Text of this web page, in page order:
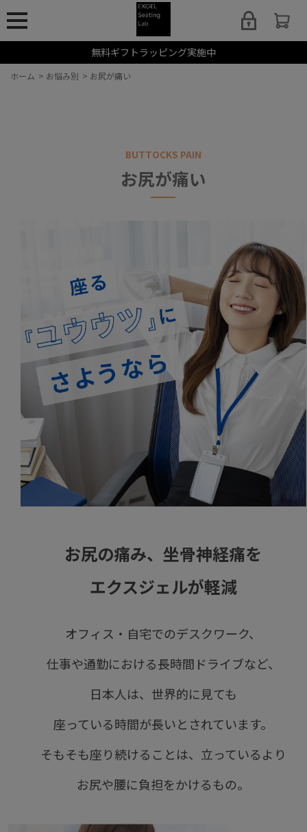
無料ギフトラッピング実施中
BUTTOCKS PAIN
お尻が痛い
お尻の痛み、坐骨神経痛を
エクスジェルが軽減
オフィス・自宅でのデスクワーク、
仕事や通勤における長時間ドライブなど、
日本人は、世界的に見ても
座っている時間が長いとされています。
そもそも座り続けることは、立っているより
お尻や腰に負担をかけるもの。
ホーム > お悩み別 > お尻が痛い